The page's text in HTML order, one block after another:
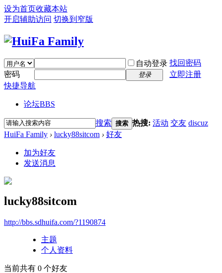
设为首页收藏本站
开启辅助访问 切换到窄版
自动登录 找回密码
密码
登录
立即注册
快捷导航
论坛BBS
搜索 搜索 热搜: 活动 交友 discuz
HuiFa Family › lucky88sitcom › 好友
加为好友
发送消息
lucky88sitcom
http://bbs.sdhuifa.com/?1190874
主题
个人资料
当前共有 0 个好友